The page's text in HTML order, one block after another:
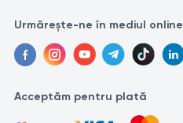
Urmărește-ne în mediul online
Acceptăm pentru plată